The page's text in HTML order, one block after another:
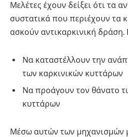
Μελέτες έχουν δείξει ότι τα
συστατικά που περιέχουν τα
ασκούν αντικαρκινική δράση.
Να καταστέλλουν την
των καρκινικών κυττάρων
Να προάγουν τον θάνατο
κυττάρων
Μέσω αυτών των μηχανισμών